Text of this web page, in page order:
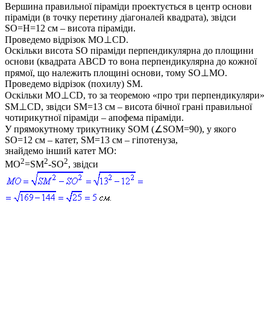
Вершина правильної піраміди проектується в центр основи
піраміди (в точку перетину діагоналей квадрата), звідси
SO=H=12 см – висота піраміди.
Проведемо відрізок MO⊥CD.
Оскільки висота SO піраміди перпендикулярна до площини
основи (квадрата ABCD то вона перпендикулярна до кожної
прямої, що належить площині основи, тому SO⊥MO.
Проведемо відрізок (похилу) SM.
Оскільки MO⊥CD, то за теоремою «про три перпендикуляри»
SM⊥CD, звідси SM=13 см – висота бічної грані правильної
чотирикутної піраміди – апофема піраміди.
У прямокутному трикутнику SOM (∠SOM=90), у якого
SO=12 см – катет, SM=13 см – гіпотенуза,
знайдемо інший катет MO:
MO2=SM2-SO2, звідси